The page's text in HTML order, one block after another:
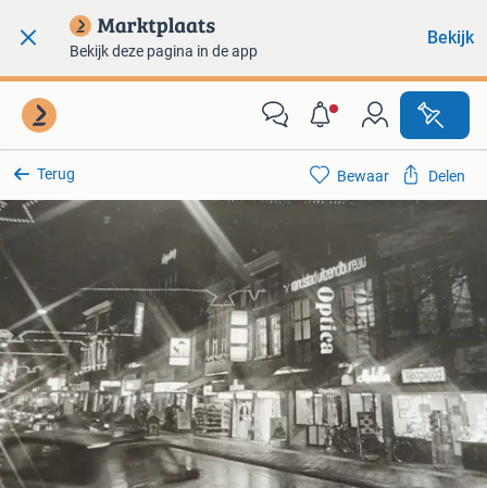
Bekijk deze pagina in de app
Bekijk
Terug Bewaar Delen